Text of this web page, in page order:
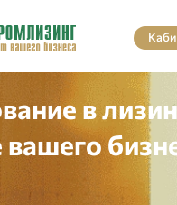
в
вашего